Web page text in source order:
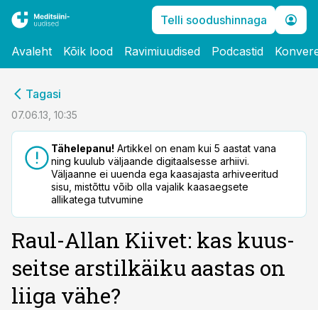
Telli soodushinnaga
Avaleht Kõik lood Ravimiuudised Podcastid
Tagasi
07.06.13, 10:35
Tähelepanu! Artikkel on enam kui 5 aastat vana
ning kuulub väljaande digitaalsesse arhiivi.
Väljaanne ei uuenda ega kaasajasta arhiveeritud
sisu, mistõttu võib olla vajalik kaasaegsete
allikatega tutvumine
Raul-Allan Kiivet: kas kuus-
seitse arstilkäiku aastas on
liiga vähe?